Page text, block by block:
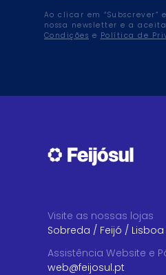
Ao clicar em “Subscrever”
nossa newsletter e a
Condições e Política de
Visite as nossas lojas
Sobreda / Feijó / Lisboa
Assistência Website e
web@feijosul.pt